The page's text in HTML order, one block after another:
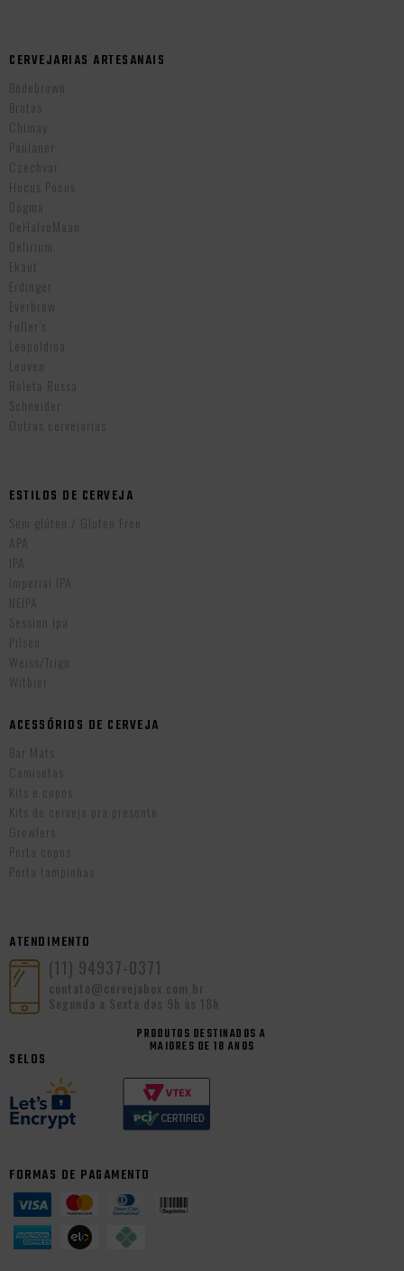
CERVEJARIAS ARTESANAIS
Bodebrown
Brotas
Chimay
Paulaner
Czechvar
Hocus Pocus
Dogma
DeHalveMaan
Delirium
Ekaut
Erdinger
Everbrew
Fuller’s
Leopoldina
Leuven
Roleta Russa
Schneider
Outras cervejarias
ESTILOS DE CERVEJA
Sem glúten / Gluten Free
APA
IPA
Imperial IPA
NEIPA
Session Ipa
Pilsen
Weiss/Trigo
Witbier
ACESSÓRIOS DE CERVEJA
Bar Mats
Camisetas
Kits e copos
Kits de cerveja pra presente
Growlers
Porta copos
Porta tampinhas
ATENDIMENTO
(11) 94937-0371
contato@cervejabox.com.br
Segunda a Sexta das 9h às 18h
PRODUTOS DESTINADOS A
MAIORES DE 18 ANOS
SELOS
FORMAS DE PAGAMENTO